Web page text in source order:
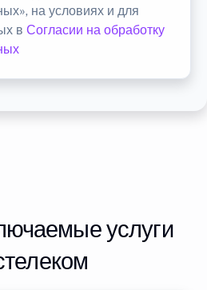
на условиях и для
в Согласии на обработку
услуги